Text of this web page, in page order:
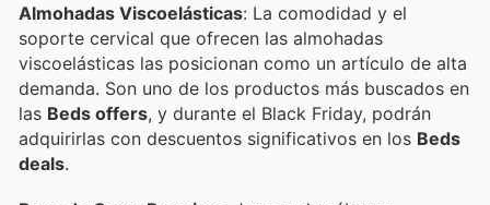
Almohadas Viscoelásticas: La comodidad y el
soporte cervical que ofrecen las almohadas
viscoelásticas las posicionan como un artículo de alta
demanda. Son uno de los productos más buscados en
las Beds offers, y durante el Black Friday, podrán
adquirirlas con descuentos significativos en los Beds
deals.